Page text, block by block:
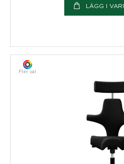
LÄGG I
Fler val